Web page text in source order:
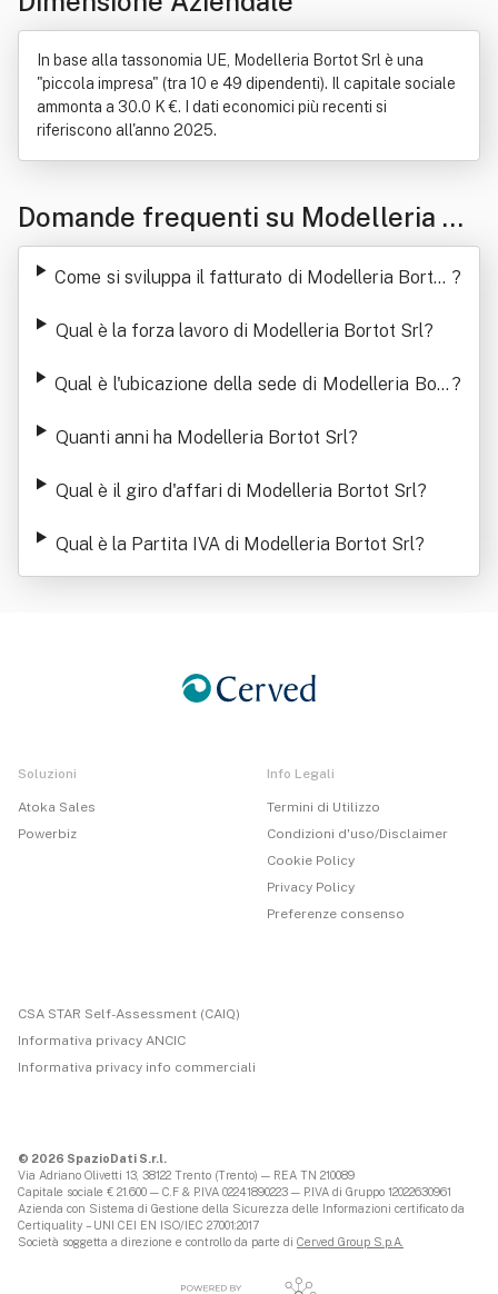
In base alla tassonomia UE, Modelleria Bortot Srl è una
"piccola impresa" (tra 10 e 49 dipendenti). Il capitale sociale
ammonta a 30.0 K €. I dati economici più recenti si
riferiscono all'anno 2025.
Domande frequenti su Modelleria Bo
rtot Srl
Come si sviluppa il fatturato di Modelleria Bortot ?
Qual è la forza lavoro di Modelleria Bortot Srl?
Qual è l'ubicazione della sede di Modelleria Bort ?
Quanti anni ha Modelleria Bortot Srl?
Qual è il giro d'affari di Modelleria Bortot Srl?
Qual è la Partita IVA di Modelleria Bortot Srl?
Soluzioni
Atoka Sales
Powerbiz
Info Legali
Termini di Utilizzo
Condizioni d'uso/Disclaimer
Cookie Policy
Privacy Policy
Preferenze consenso
CSA STAR Self-Assessment (CAIQ)
Informativa privacy ANCIC
Informativa privacy info commerciali
© 2026 SpazioDati S.r.l.
Via Adriano Olivetti 13, 38122 Trento (Trento) — REA TN 210089
Capitale sociale € 21.600 — C.F & P.IVA 02241890223 — P.IVA di Gruppo 12022630961
Azienda con Sistema di Gestione della Sicurezza delle Informazioni certificato da
Certiquality – UNI CEI EN ISO/IEC 27001:2017
Società soggetta a direzione e controllo da parte di Cerved Group S.p.A.